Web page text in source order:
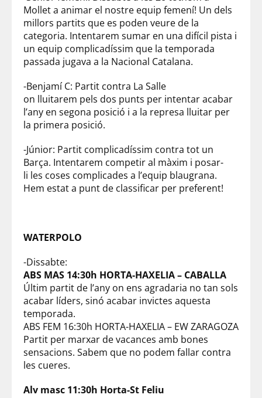
Mollet a animar el nostre equip femení! Un dels
millors partits que es poden veure de la
categoria. Intentarem sumar en una difícil pista i
un equip complicadíssim que la temporada
passada jugava a la Nacional Catalana.
-Benjamí C: Partit contra La Salle
on lluitarem pels dos punts per intentar acabar
l’any en segona posició i a la represa lluitar per
la primera posició.
-Júnior: Partit complicadíssim contra tot un
Barça. Intentarem competir al màxim i posar-
li les coses complicades a l’equip blaugrana.
Hem estat a punt de classificar per preferent!
WATERPOLO
-Dissabte:
ABS MAS 14:30h HORTA-HAXELIA – CABALLA
Últim partit de l’any on ens agradaria no tan sols
acabar líders, sinó acabar invictes aquesta
temporada.
ABS FEM 16:30h HORTA-HAXELIA – EW ZARAGOZA
Partit per marxar de vacances amb bones
sensacions. Sabem que no podem fallar contra
les cueres.
Alv masc 11:30h Horta-St Feliu